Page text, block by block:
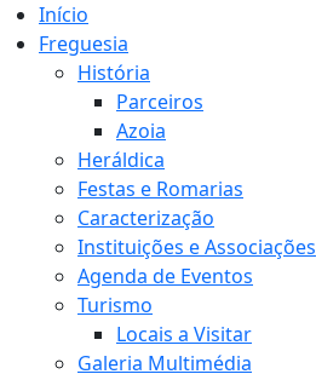
Início
Freguesia
História
Parceiros
Azoia
Heráldica
Festas e Romarias
Caracterização
Instituições e Associações
Agenda de Eventos
Turismo
Locais a Visitar
Galeria Multimédia